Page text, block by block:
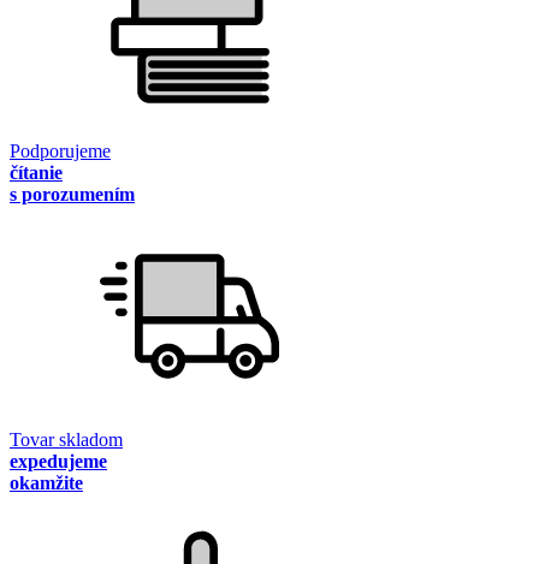
Podporujeme
čítanie
s porozumením
Tovar skladom
expedujeme
okamžite